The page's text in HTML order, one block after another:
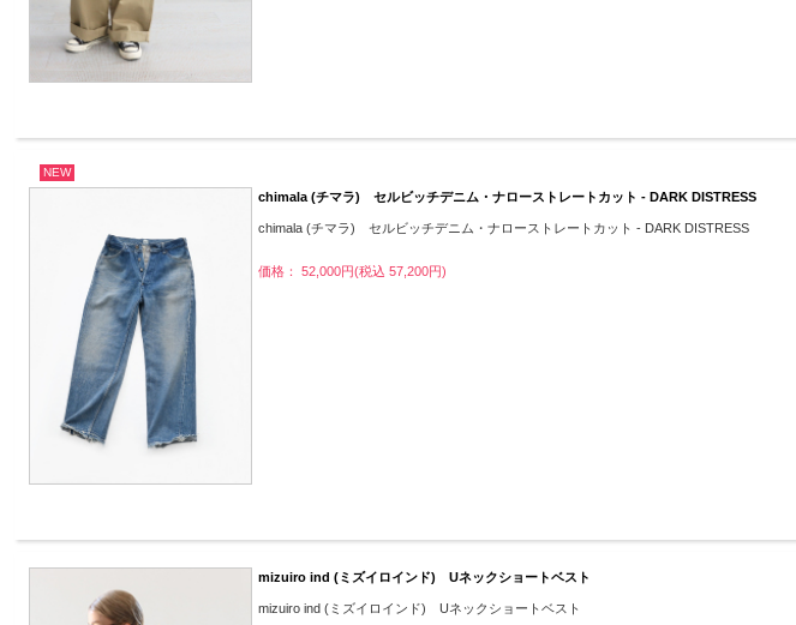
NEW
chimala (チマラ) セルビッチデニム・ナローストレートカット - DARK DISTRESS
chimala (チマラ) セルビッチデニム・ナローストレートカット - DARK DISTRESS
価格： 52,000円(税込 57,200円)
mizuiro ind (ミズイロインド) Uネックショートベスト
mizuiro ind (ミズイロインド) Uネックショートベスト